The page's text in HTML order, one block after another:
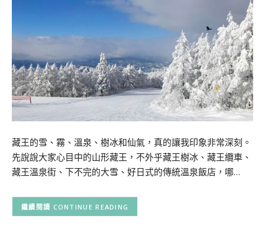
藏王的雪、霧、溫泉、樹冰和仙氣，真的讓我印象非常深刻。
先說說大家心目中的山形藏王，不外乎藏王樹冰、藏王纜車、
藏王溫泉街、下不完的大雪、好日式的傳統溫泉飯店，哪…
CONTINUE READING